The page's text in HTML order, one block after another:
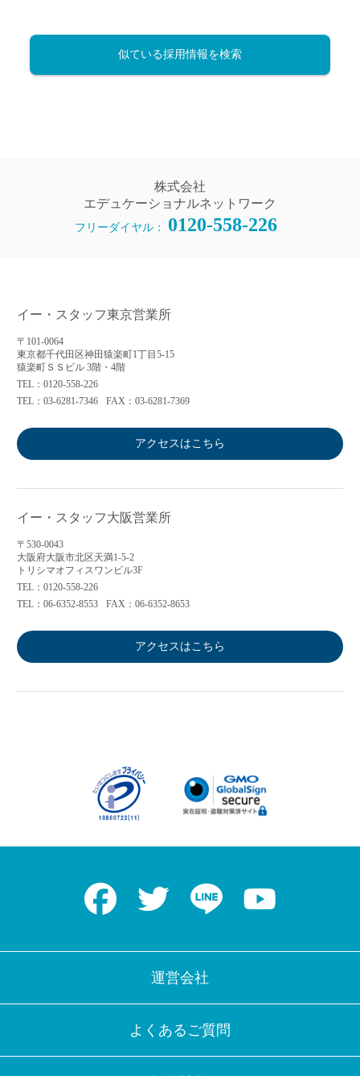
似ている採用情報を検索
株式会社
エデュケーショナルネットワーク
フリーダイヤル： 0120-558-226
イー・スタッフ東京営業所
〒101-0064
東京都千代田区神田猿楽町1丁目5-15
猿楽町ＳＳビル 3階・4階
TEL：0120-558-226
TEL：03-6281-7346
FAX：03-6281-7369
アクセスはこちら
イー・スタッフ大阪営業所
〒530-0043
大阪府大阪市北区天満1-5-2
トリシマオフィスワンビル3F
TEL：0120-558-226
TEL：06-6352-8553
FAX：06-6352-8653
アクセスはこちら
Facebook Twitter LINE
運営会社
よくあるご質問